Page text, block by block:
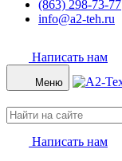
(863) 298-73-77
info@a2-teh.ru
Написать нам
Меню
Написать нам